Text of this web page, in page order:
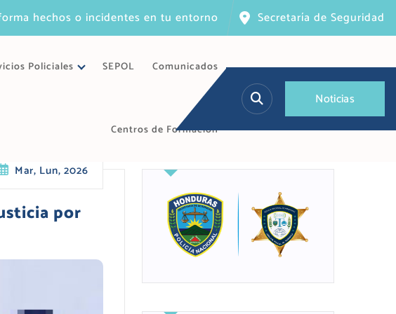
hechos o incidentes en tu entorno Secretaría de Seguridad
Policiales SEPOL Comunicados
Centros de Formación
Noticias
Mar, Lun, 2026
por